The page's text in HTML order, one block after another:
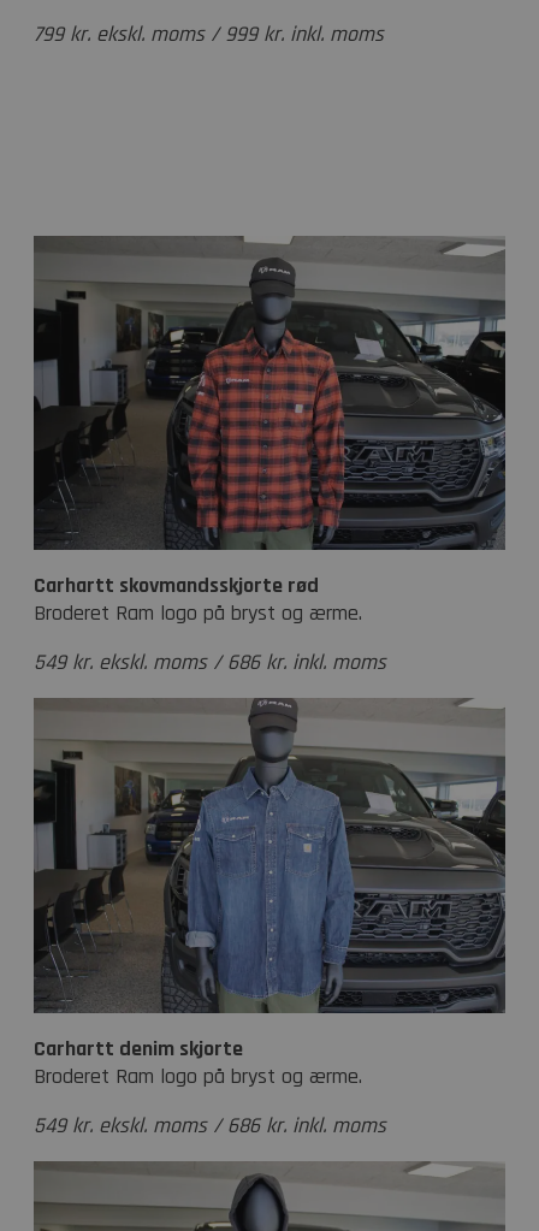
799 kr. ekskl. moms / 999 kr. inkl. moms
Carhartt skovmandsskjorte rød
Broderet Ram logo på bryst og ærme.
549 kr. ekskl. moms / 686 kr. inkl. moms
Carhartt denim skjorte
Broderet Ram logo på bryst og ærme.
549 kr. ekskl. moms / 686 kr. inkl. moms